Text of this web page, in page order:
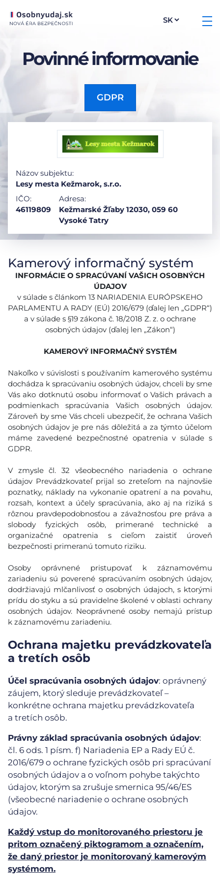
Povinné informovanie
GDPR
Názov subjektu:
Lesy mesta Kežmarok, s.r.o.
IČO:
46119809
Adresa:
Kežmarské Žľaby 12030, 059 60
Vysoké Tatry
Kamerový informačný systém
INFORMÁCIE O SPRACÚVANÍ VAŠICH OSOBNÝCH
ÚDAJOV
v súlade s článkom 13 NARIADENIA EURÓPSKEHO
PARLAMENTU A RADY (EÚ) 2016/679 (ďalej len „GDPR“)
a v súlade s §19 zákona č. 18/2018 Z. z. o ochrane
osobných údajov (ďalej len „Zákon“)
KAMEROVÝ INFORMAČNÝ SYSTÉM
Nakoľko v súvislosti s používaním kamerového systému
dochádza k spracúvaniu osobných údajov, chceli by sme
Vás ako dotknutú osobu informovať o Vašich právach a
podmienkach spracúvania Vašich osobných údajov.
Zároveň by sme Vás chceli ubezpečiť, že ochrana Vašich
osobných údajov je pre nás dôležitá a za týmto účelom
máme zavedené bezpečnostné opatrenia v súlade s
GDPR.
V zmysle čl. 32 všeobecného nariadenia o ochrane
údajov Prevádzkovateľ prijal so zreteľom na najnovšie
poznatky, náklady na vykonanie opatrení a na povahu,
rozsah, kontext a účely spracúvania, ako aj na riziká s
rôznou pravdepodobnosťou a závažnosťou pre práva a
slobody fyzických osôb, primerané technické a
organizačné opatrenia s cieľom zaistiť úroveň
bezpečnosti primeranú tomuto riziku.
Osoby oprávnené pristupovať k záznamovému
zariadeniu sú poverené spracúvaním osobných údajov,
dodržiavajú mlčanlivosť o osobných údajoch, s ktorými
prídu do styku a sú pravidelne školené v oblasti ochrany
osobných údajov. Neoprávnené osoby nemajú prístup
k záznamovému zariadeniu.
Ochrana majetku prevádzkovateľa
a tretích osôb
Účel spracúvania osobných údajov: oprávnený
záujem, ktorý sleduje prevádzkovateľ –
konkrétne ochrana majetku prevádzkovateľa
a tretích osôb.
Právny základ spracúvania osobných údajov:
čl. 6 ods. 1 písm. f) Nariadenia EP a Rady EÚ č.
2016/679 o ochrane fyzických osôb pri spracúvaní
osobných údajov a o voľnom pohybe takýchto
údajov, ktorým sa zrušuje smernica 95/46/ES
(všeobecné nariadenie o ochrane osobných
údajov.
Každý vstup do monitorovaného priestoru je
pritom označený piktogramom a označením,
že daný priestor je monitorovaný kamerovým
systémom.